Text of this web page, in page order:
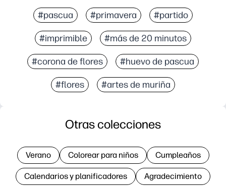
#pascua #primavera #partido
#imprimible #más de 20 minutos
#corona de flores #huevo de pascua
#flores #artes de muriña
Otras colecciones
Verano Colorear para niños Cumpleaños
Calendarios y planificadores Agradecimiento